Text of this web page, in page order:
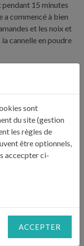
pendant 15 minutes
a commencé à bien
et les noix et
cannelle en poudre
dans la
Au bout de 3
des verrines avec
Laissez
se solidifie.
sirop de sucre, il
le verser
»
sont
du site (gestion
les règles de
être optionnels,
accecpter ci-
ACCEPTER